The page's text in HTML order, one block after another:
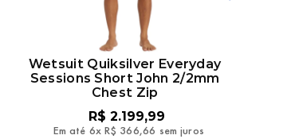
Wetsuit Quiksilver Everyday
Sessions Short John 2/2mm
Chest Zip
R$ 2.199,99
Em até 6x R$ 366,66 sem juros